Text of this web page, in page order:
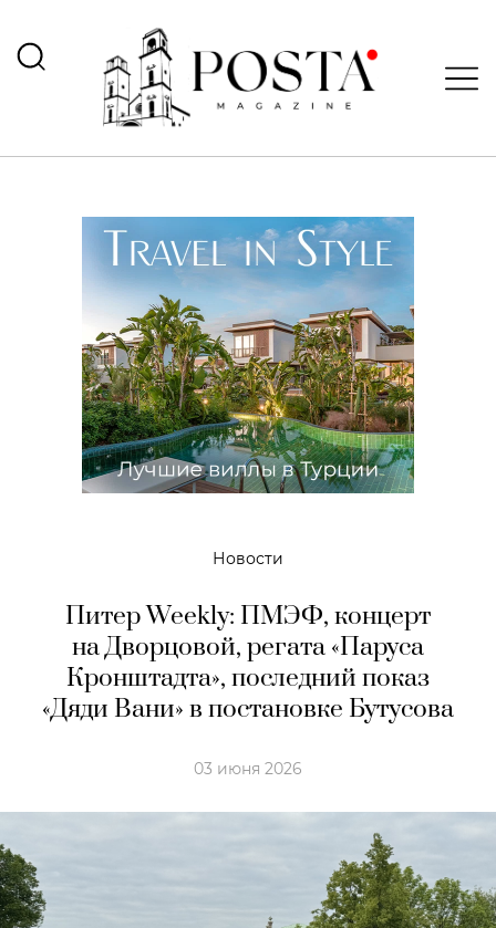
Новости
Питер Weekly: ПМЭФ, концерт
на Дворцовой, регата «Паруса
Кронштадта», последний показ
«Дяди Вани» в постановке Бутусова
03 июня 2026